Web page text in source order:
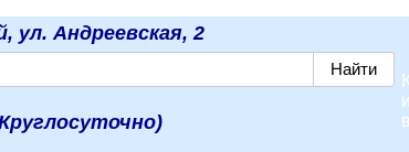
ул. Андреевская, 2